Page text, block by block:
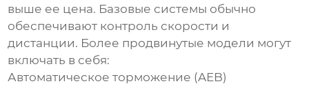
выше ее цена. Базовые системы обычно
обеспечивают контроль скорости и
дистанции. Более продвинутые модели могут
включать в себя:
Автоматическое торможение (AEB)